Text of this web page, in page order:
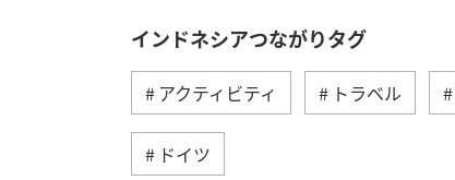
インドネシアつながりタグ
アクティビティ トラベル
ドイツ